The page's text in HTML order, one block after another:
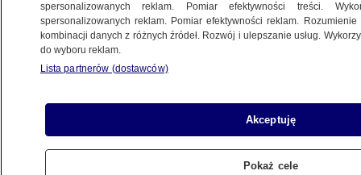
Posłuchaj artykułu
Czyta lektor AI
spersonalizowanych reklam. Pomiar efektywności treści.
spersonalizowanych reklam. Pomiar efektywności reklam.
kombinacji danych z różnych źródeł. Rozwój i ulepszanie usług.
do wyboru reklam.
Lista partnerów (dostawców)
Akceptuję
Pokaż cele